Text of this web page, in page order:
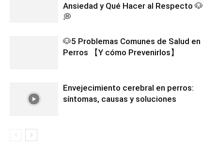
Ansiedad y Qué Hacer al Respecto 🐶
💭
🐶5 Problemas Comunes de Salud en
Perros 【Y cómo Prevenirlos】
Envejecimiento cerebral en perros:
síntomas, causas y soluciones